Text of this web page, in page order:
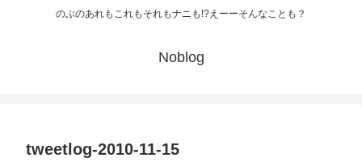
のぶのあれもこれもそれもナニも!?えーーそんなことも？
Noblog
tweetlog-2010-11-15